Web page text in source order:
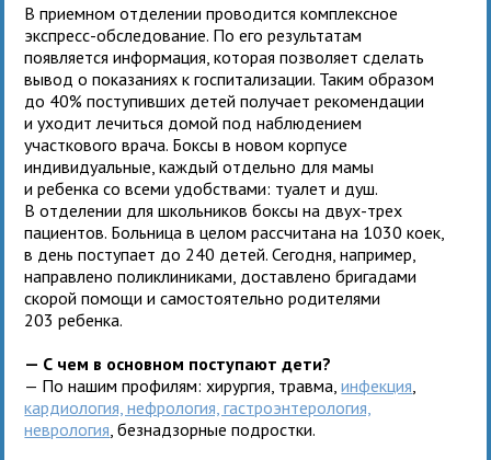
В приемном отделении проводится комплексное
экспресс-обследование. По его результатам
появляется информация, которая позволяет сделать
вывод о показаниях к госпитализации. Таким образом
до 40% поступивших детей получает рекомендации
и уходит лечиться домой под наблюдением
участкового врача. Боксы в новом корпусе
индивидуальные, каждый отдельно для мамы
и ребенка со всеми удобствами: туалет и душ.
В отделении для школьников боксы на двух-трех
пациентов. Больница в целом рассчитана на 1030 коек,
в день поступает до 240 детей. Сегодня, например,
направлено поликлиниками, доставлено бригадами
скорой помощи и самостоятельно родителями
203 ребенка.
— С чем в основном поступают дети?
— По нашим профилям: хирургия, травма,инфекция
кардиология, нефрология, гастроэнтерология,
неврология , безнадзорные подростки.